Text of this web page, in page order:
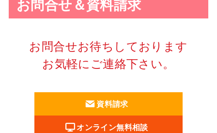
お問合せ＆資料請求
お問合せお待ちしております
お気軽にご連絡下さい。
資料請求
オンライン無料相談